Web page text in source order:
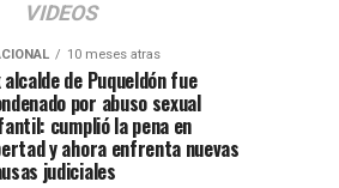
VIDEOS
10 meses atras
alcalde de Puqueldón fue
por abuso sexual
cumplió la pena en
y ahora enfrenta nuevas
judiciales